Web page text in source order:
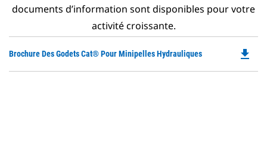
documents d’information sont disponibles pour votre
activité croissante.
Brochure Des Godets Cat® Pour Minipelles Hydrauliques file_download